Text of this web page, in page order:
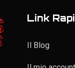
Link
Il Blog